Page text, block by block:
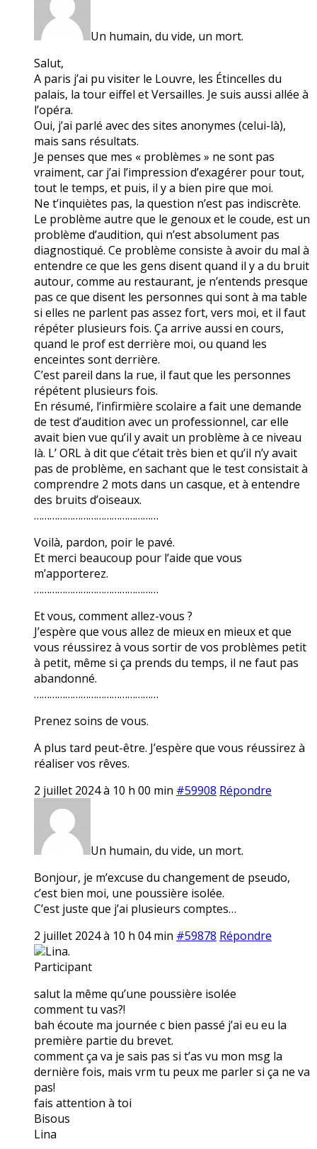
Un humain, du vide, un mort.
Salut,
A paris j’ai pu visiter le Louvre, les Étincelles du
palais, la tour eiffel et Versailles. Je suis aussi allée à
l’opéra.
Oui, j’ai parlé avec des sites anonymes (celui-là),
mais sans résultats.
Je penses que mes « problèmes » ne sont pas
vraiment, car j’ai l’impression d’exagérer pour tout,
tout le temps, et puis, il y a bien pire que moi.
Ne t’inquiètes pas, la question n’est pas indiscrète.
Le problème autre que le genoux et le coude, est un
problème d’audition, qui n’est absolument pas
diagnostiqué. Ce problème consiste à avoir du mal à
entendre ce que les gens disent quand il y a du bruit
autour, comme au restaurant, je n’entends presque
pas ce que disent les personnes qui sont à ma table
si elles ne parlent pas assez fort, vers moi, et il faut
répéter plusieurs fois. Ça arrive aussi en cours,
quand le prof est derrière moi, ou quand les
enceintes sont derrière.
C’est pareil dans la rue, il faut que les personnes
répétent plusieurs fois.
En résumé, l’infirmière scolaire a fait une demande
de test d’audition avec un professionnel, car elle
avait bien vue qu’il y avait un problème à ce niveau
là. L’ ORL à dit que c’était très bien et qu’il n’y avait
pas de problème, en sachant que le test consistait à
comprendre 2 mots dans un casque, et à entendre
des bruits d’oiseaux.
…………………………………………
Voilà, pardon, poir le pavé.
Et merci beaucoup pour l’aide que vous
m’apporterez.
…………………………………………
Et vous, comment allez-vous ?
J’espère que vous allez de mieux en mieux et que
vous réussirez à vous sortir de vos problèmes petit
à petit, même si ça prends du temps, il ne faut pas
abandonné.
…………………………………………
Prenez soins de vous.
A plus tard peut-être. J’espère que vous réussirez à
réaliser vos rêves.
2 juillet 2024 à 10 h 00 min #59908 Répondre
Un humain, du vide, un mort.
Bonjour, je m’excuse du changement de pseudo,
c’est bien moi, une poussière isolée.
C’est juste que j’ai plusieurs comptes…
2 juillet 2024 à 10 h 04 min #59878 Répondre
Lina.
Participant
salut la même qu’une poussière isolée
comment tu vas?!
bah écoute ma journée c bien passé j’ai eu eu la
première partie du brevet.
comment ça va je sais pas si t’as vu mon msg la
dernière fois, mais vrm tu peux me parler si ça ne va
pas!
fais attention à toi
Bisous
Lina